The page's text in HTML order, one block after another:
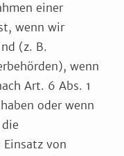
einer
wenn wir
(z. B.
wenn
Art. 6 Abs. 1
oder wenn
von